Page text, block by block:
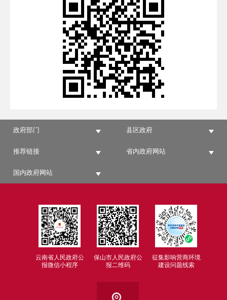
政府部门 县区政府
推荐链接 省内政府网站
国内政府网站
云南省人民政府公
报微信小程序
保山市人民政府公
报二维码
征集影响营商环境
建设问题线索